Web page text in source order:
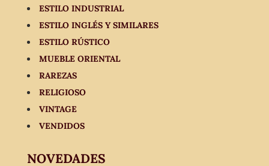
ESTILO INDUSTRIAL
ESTILO INGLÉS Y SIMILARES
ESTILO RÚSTICO
MUEBLE ORIENTAL
RAREZAS
RELIGIOSO
VINTAGE
VENDIDOS
NOVEDADES